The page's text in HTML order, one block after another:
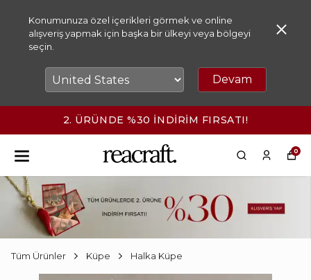
Konumunuza özel içerikleri görmek ve online
alışveriş yapmak için başka bir ülkeyi veya bölgeyi
seçin.
Devam
2. ÜRÜNDE %30 İNDİRİM FIRSATI!
0
Tüm Ürünler Küpe Halka Küpe